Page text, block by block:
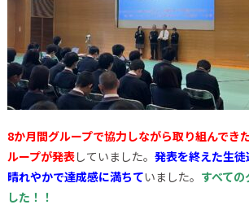
8か月間グループで協力しながら取り組んでき
ループが発表していました。 発表を終えた生
晴れやかで達成感に満ちていました。 すべて
した！！